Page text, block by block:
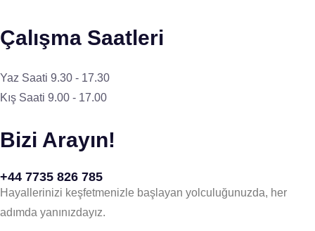
Çalışma Saatleri
Yaz Saati 9.30 - 17.30
Kış Saati 9.00 - 17.00
Bizi Arayın!
+44 7735 826 785
Hayallerinizi keşfetmenizle başlayan yolculuğunuzda, her
adımda yanınızdayız.